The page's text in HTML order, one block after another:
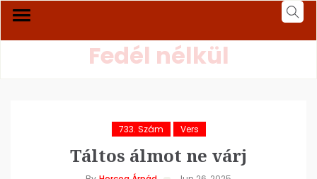
Fedél nélkül
733. Szám Vers
Táltos álmot ne várj